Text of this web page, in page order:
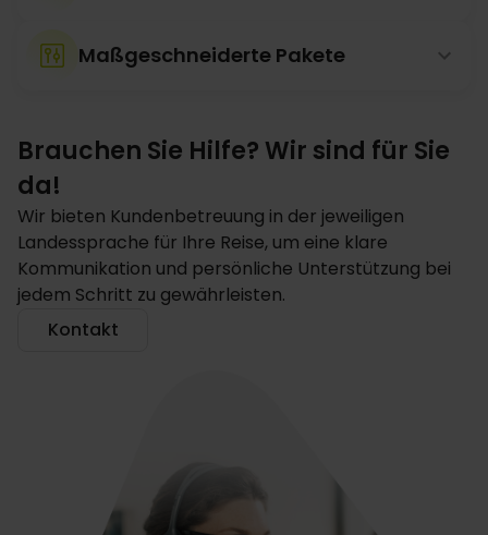
Maßgeschneiderte Pakete
Brauchen Sie Hilfe? Wir sind für Sie
da!
Wir bieten Kundenbetreuung in der jeweiligen
Landessprache für Ihre Reise, um eine klare
Kommunikation und persönliche Unterstützung bei
jedem Schritt zu gewährleisten.
Kontakt